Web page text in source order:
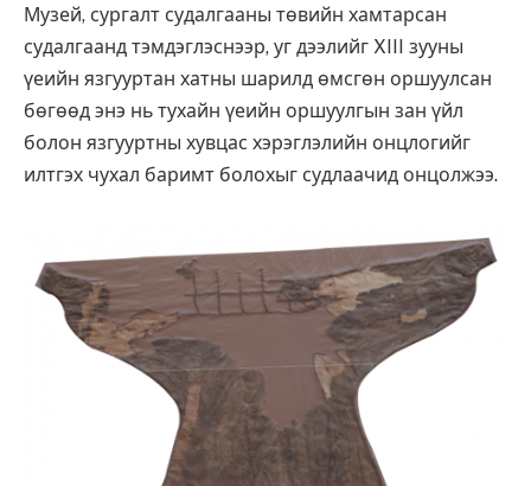
Музей, сургалт судалгааны төвийн хамтарсан
судалгаанд тэмдэглэснээр, уг дээлийг XIII зууны
үеийн язгууртан хатны шарилд өмсгөн оршуулсан
бөгөөд энэ нь тухайн үеийн оршуулгын зан үйл
болон язгууртны хувцас хэрэглэлийн онцлогийг
илтгэх чухал баримт болохыг судлаачид онцолжээ.